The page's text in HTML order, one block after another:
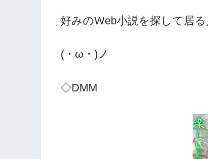
好みのWeb小説を探して居
(・ω・)ノ
◇DMM